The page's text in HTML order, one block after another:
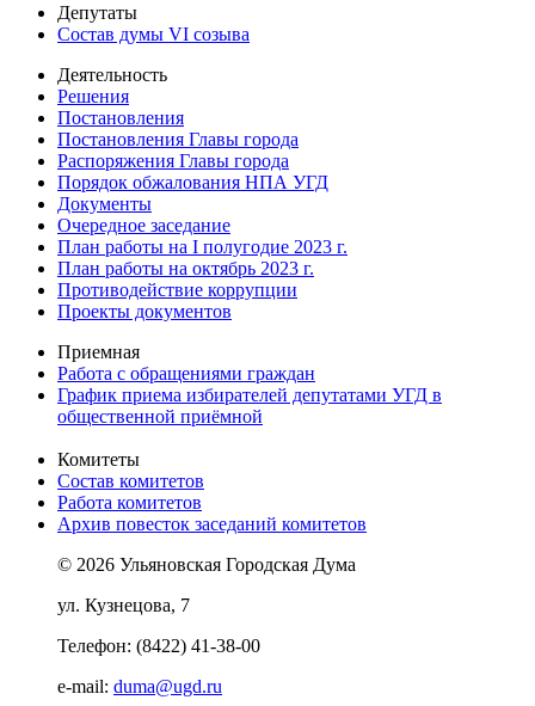
Депутаты
Состав думы VI созыва
Деятельность
Решения
Постановления
Постановления Главы города
Распоряжения Главы города
Порядок обжалования НПА УГД
Документы
Очередное заседание
План работы на I полугодие 2023 г.
План работы на октябрь 2023 г.
Противодействие коррупции
Проекты документов
Приемная
Работа с обращениями граждан
График приема избирателей депутатами УГД в
общественной приёмной
Комитеты
Состав комитетов
Работа комитетов
Архив повесток заседаний комитетов
© 2026 Ульяновская Городская Дума
ул. Кузнецова, 7
Телефон: (8422) 41-38-00
e-mail: duma@ugd.ru